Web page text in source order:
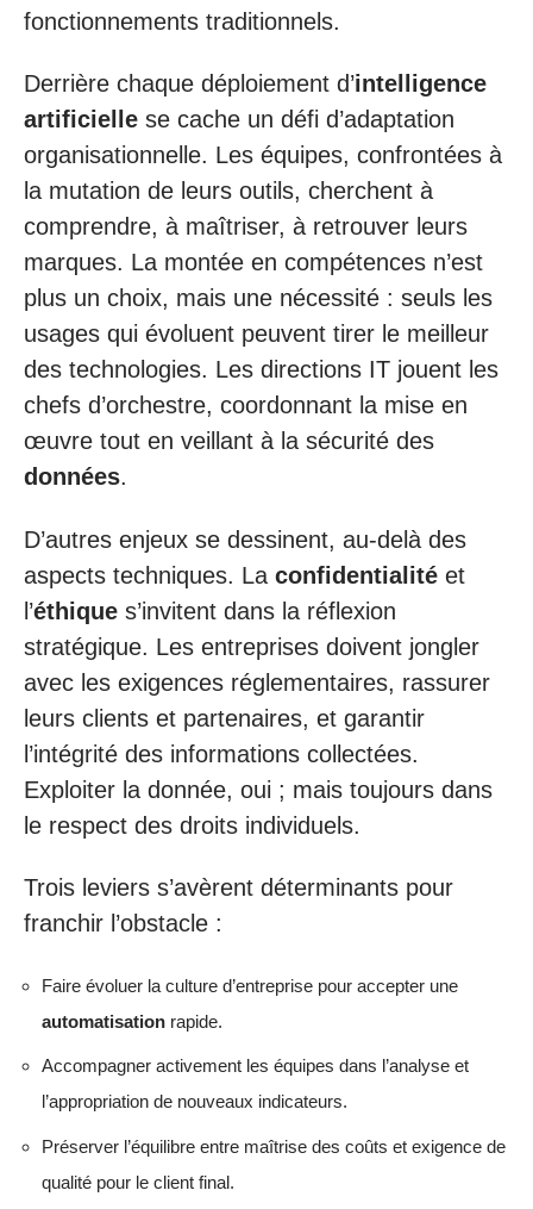
fonctionnements traditionnels.
Derrière chaque déploiement d’intelligence
artificielle se cache un défi d’adaptation
organisationnelle. Les équipes, confrontées à
la mutation de leurs outils, cherchent à
comprendre, à maîtriser, à retrouver leurs
marques. La montée en compétences n’est
plus un choix, mais une nécessité : seuls les
usages qui évoluent peuvent tirer le meilleur
des technologies. Les directions IT jouent les
chefs d’orchestre, coordonnant la mise en
œuvre tout en veillant à la sécurité des
données.
D’autres enjeux se dessinent, au-delà des
aspects techniques. La confidentialité et
l’éthique s’invitent dans la réflexion
stratégique. Les entreprises doivent jongler
avec les exigences réglementaires, rassurer
leurs clients et partenaires, et garantir
l’intégrité des informations collectées.
Exploiter la donnée, oui ; mais toujours dans
le respect des droits individuels.
Trois leviers s’avèrent déterminants pour
franchir l’obstacle :
Faire évoluer la culture d’entreprise pour accepter une
automatisation rapide.
Accompagner activement les équipes dans l’analyse et
l’appropriation de nouveaux indicateurs.
Préserver l’équilibre entre maîtrise des coûts et exigence de
qualité pour le client final.